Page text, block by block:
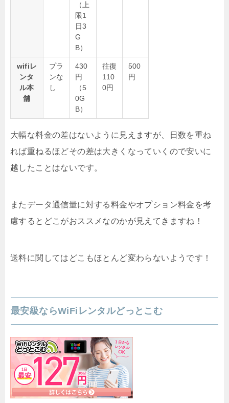
（上
限1
日3
G
B）
wifiレ
ンタ
ル本
舗
プラ
ンな
し
430
円
（5
0G
B）
往復
110
0円
500
円
大幅な料金の差はないように見えますが、日数を重ね
れば重ねるほどその差は大きくなっていくので安いに
越したことはないです。
またデータ通信量に対する料金やオプション料金を考
慮するとどこがおススメなのかが見えてきますね！
送料に関してはどこもほとんど変わらないようです！
最安級ならWiFiレンタルどっとこむ